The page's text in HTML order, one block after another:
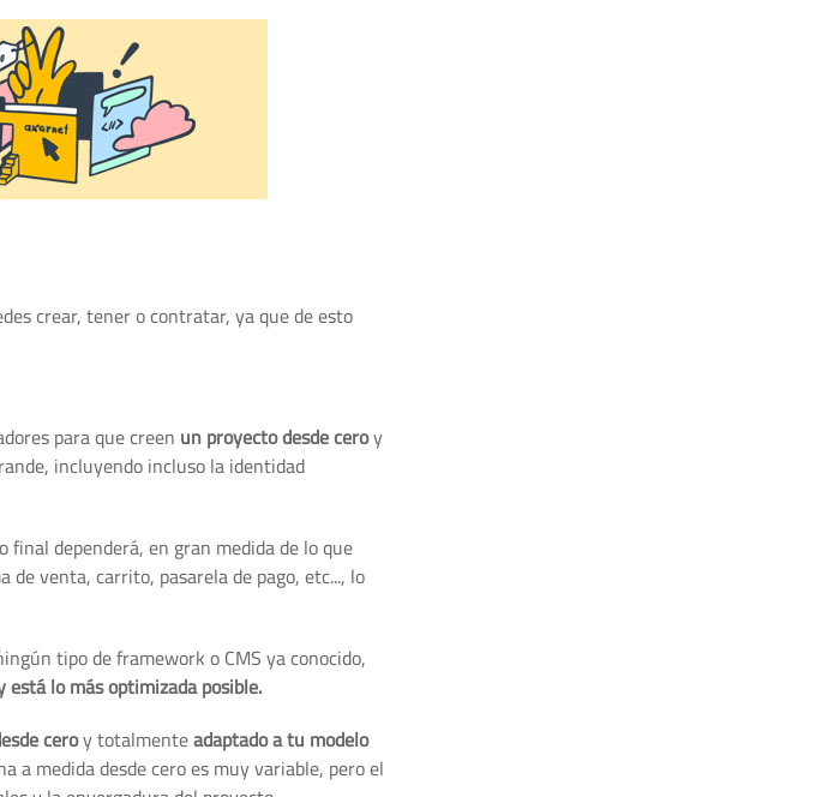
crear, tener o contratar, ya que de esto
para que creenun proyecto desde ceroy
incluyendo incluso la identidad
dependerá, en gran medida de lo que
venta, carrito, pasarela de pago, etc..., lo
tipo de framework o CMS ya conocido,
lo más optimizada posible.
ceroy totalmenteadaptado a tu modelo
a medida desde cero es muy variable, pero el